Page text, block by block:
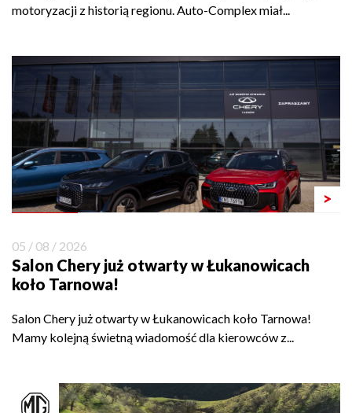
motoryzacji z historią regionu. Auto-Complex miał...
>
05 / 08 / 2026
Salon Chery już otwarty w Łukanowicach
koło Tarnowa!
Salon Chery już otwarty w Łukanowicach koło Tarnowa!
Mamy kolejną świetną wiadomość dla kierowców z...